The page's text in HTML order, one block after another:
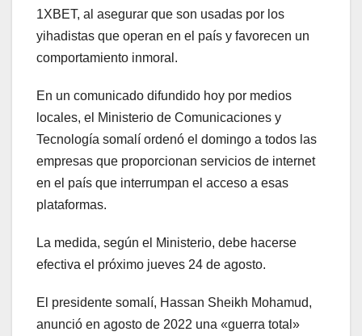
1XBET, al asegurar que son usadas por los
yihadistas que operan en el país y favorecen un
comportamiento inmoral.
En un comunicado difundido hoy por medios
locales, el Ministerio de Comunicaciones y
Tecnología somalí ordenó el domingo a todos las
empresas que proporcionan servicios de internet
en el país que interrumpan el acceso a esas
plataformas.
La medida, según el Ministerio, debe hacerse
efectiva el próximo jueves 24 de agosto.
El presidente somalí, Hassan Sheikh Mohamud,
anunció en agosto de 2022 una «guerra total»